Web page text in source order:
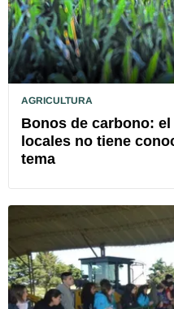
AGRICULTURA
Bonos de carbono:
locales no tiene
tema